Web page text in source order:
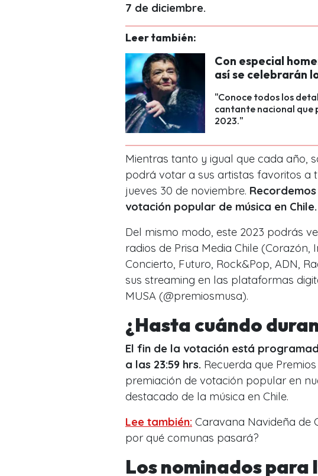
7 de diciembre.
Leer también:
Con especial
así se celebrarán
"Conoce todos los
cantante nacional que
2023."
Mientras tanto y igual que cada año,
podrá votar a sus artistas favoritos a
jueves 30 de noviembre.
votación popular de música en Chile.
Del mismo modo, este 2023 podrás
radios de Prisa Media Chile (Corazón,
Concierto, Futuro, Rock&Pop, ADN,
sus streaming en las plataformas
MUSA (@premiosmusa).
¿Hasta cuándo
El fin de la votación está
a las 23:59 hrs. Recuerda que
premiación de votación popular en
destacado de la música en Chile.
Lee también: Caravana Navideña de
por qué comunas pasará?
Los nominados para